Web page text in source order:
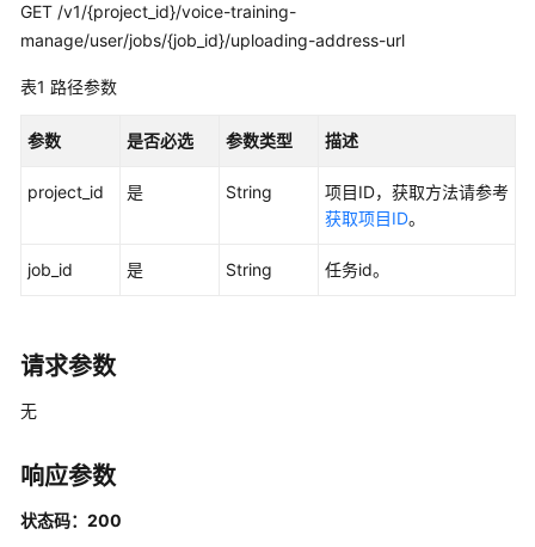
入
门
户
南
佳
API
使
前
GET /v1/{project_id}/voice-training-
manage/user/jobs/{job_id}/uploading-address-url
表1 路径参数
参数 是否必选 参数类型 描述
project_id 是 String
项目ID，获取方法请参考
获取项目ID。
job_id 是 String 任务id。
请求参数
无
响应参数
状态码：200